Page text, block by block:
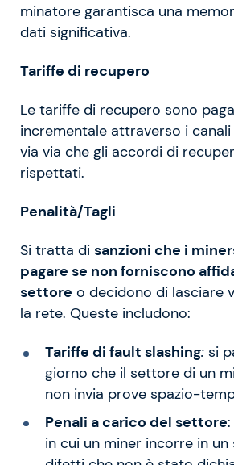
minatore garantisca una
dati significativa.
Tariffe di recupero
Le tariffe di recupero sono
incrementale attraverso i
via via che gli accordi di
rispettati.
Penalità/Tagli
Si tratta di sanzioni che i
pagare se non forniscono
settore o decidono di lasciare
la rete. Queste includono:
Tariffe di fault slashing:si
giorno che il settore di un
non invia prove spazio-
Penali a carico del settore
in cui un miner incorre in